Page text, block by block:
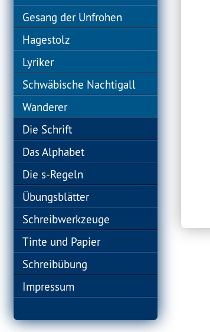
Gesang der Unfrohen
Hagestolz
Lyriker
Schwäbische Nachtigall
Wanderer
Die Schrift
Das Alphabet
Die s-Regeln
Übungsblätter
Schreibwerkzeuge
Tinte und Papier
Schreibübung
Impressum